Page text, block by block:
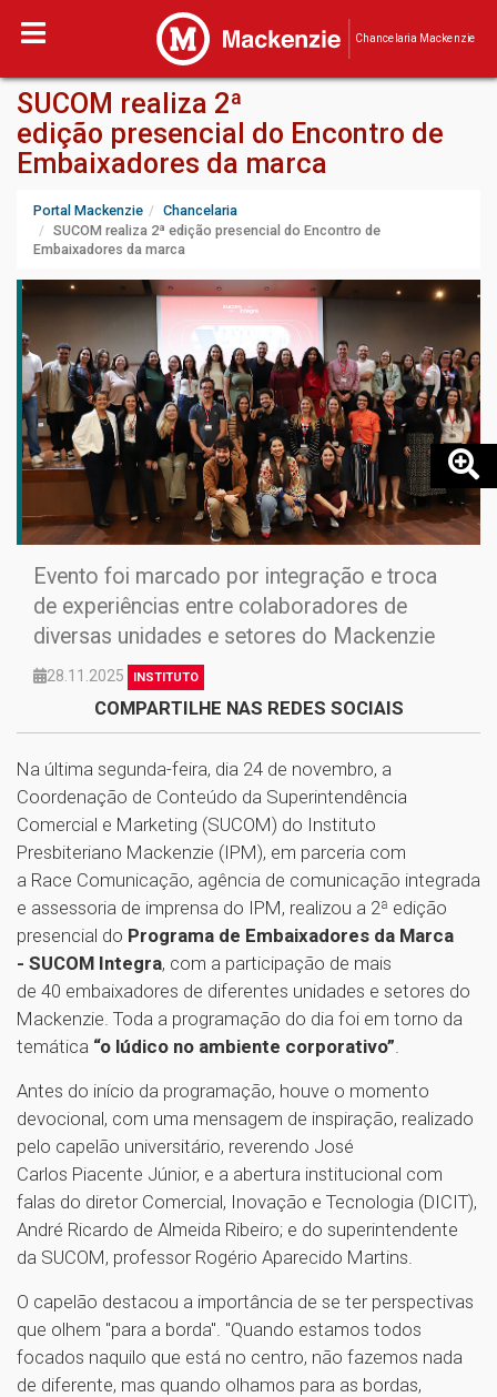
Chancelaria Mackenzie
SUCOM realiza 2ª
edição presencial do Encontro de
Embaixadores da marca
Portal Mackenzie
Chancelaria
SUCOM realiza 2ª edição presencial do Encontro de
Embaixadores da marca
Evento foi marcado por integração e troca
de experiências entre colaboradores de
diversas unidades e setores do Mackenzie
28.11.2025 INSTITUTO
COMPARTILHE NAS REDES SOCIAIS
Na última segunda-feira, dia 24 de novembro, a
Coordenação de Conteúdo da Superintendência
Comercial e Marketing (SUCOM) do Instituto
Presbiteriano Mackenzie (IPM), em parceria com
a Race Comunicação, agência de comunicação integrada
e assessoria de imprensa do IPM, realizou a 2ª edição
presencial do Programa de Embaixadores da Marca
- SUCOM Integra, com a participação de mais
de 40 embaixadores de diferentes unidades e setores do
Mackenzie. Toda a programação do dia foi em torno da
temática “o lúdico no ambiente corporativo”
Antes do início da programação, houve o momento
devocional, com uma mensagem de inspiração, realizado
pelo capelão universitário, reverendo José
Carlos Piacente Júnior, e a abertura institucional com
falas do diretor Comercial, Inovação e Tecnologia (DICIT),
André Ricardo de Almeida Ribeiro; e do superintendente
da SUCOM, professor Rogério Aparecido Martins.
O capelão destacou a importância de se ter perspectivas
que olhem "para a borda". "Quando estamos todos
focados naquilo que está no centro, não fazemos nada
de diferente, mas quando olhamos para as bordas,